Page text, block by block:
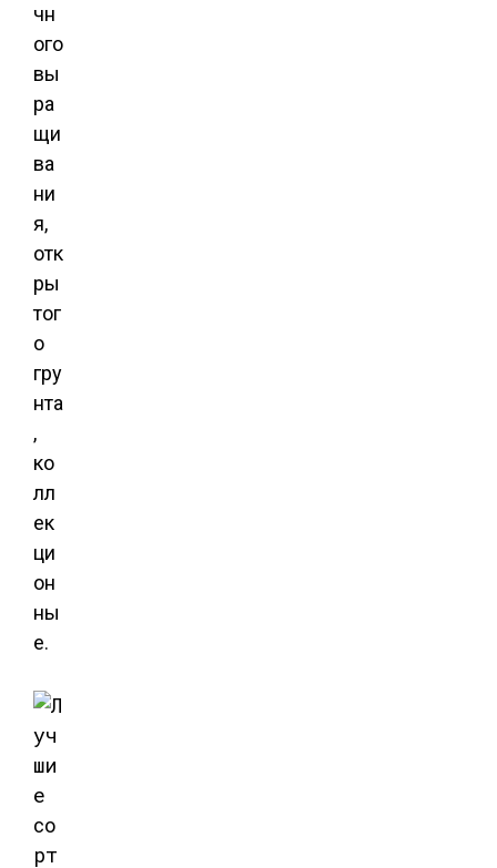
чн
ого
вы
ра
щи
ва
ни
я,
отк
ры
тог
о
гру
нта
,
ко
лл
ек
ци
он
ны
е.